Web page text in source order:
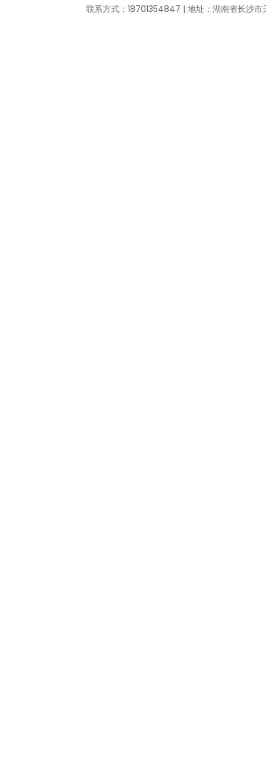
联系方式：18701354847 | 地址：湖南省长沙